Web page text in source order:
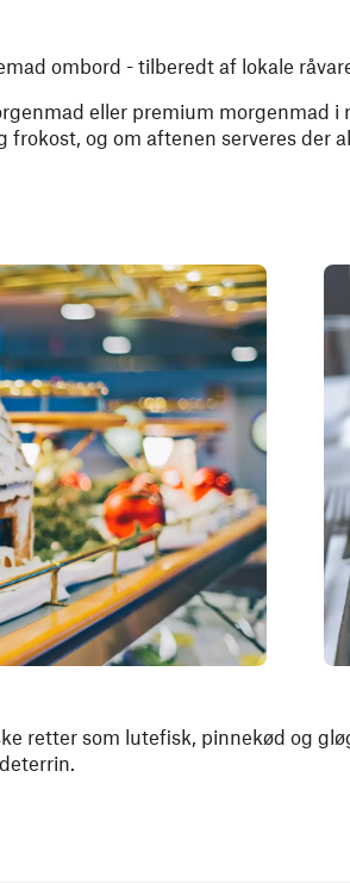
ombord - tilberedt af lokale
eller premium morgenmad
og om aftenen serveres der
retter som lutefisk, pinnekød og